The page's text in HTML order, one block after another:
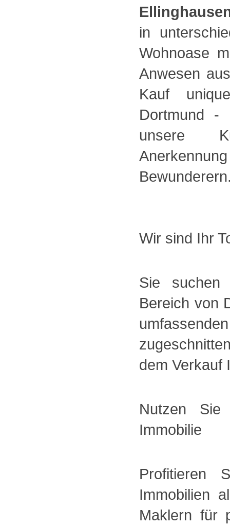
in
Wohnoase
Anwesen
Kauf
Dortmund -
unsere
Wir sind Ihr
Sie suchen
Bereich von
dem Verkauf
Nutzen
Immobilie
Profitieren
Immobilien
Maklern für